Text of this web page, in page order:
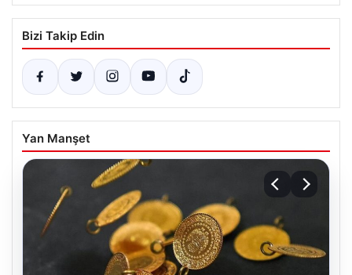
Bizi Takip Edin
Yan Manşet